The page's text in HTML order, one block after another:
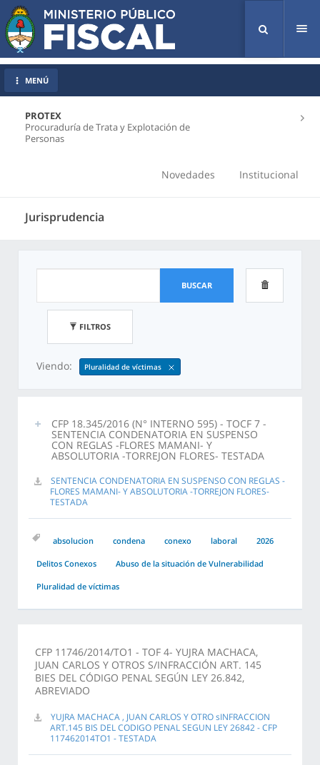
PROTEX
Procuraduría de Trata y Explotación de
Personas
Novedades Institucional
Jurisprudencia
MENÚ
BUSCAR
FILTROS
Viendo: Pluralidad de víctimas
CFP 18.345/2016 (N° INTERNO 595) - TOCF 7 -
SENTENCIA CONDENATORIA EN SUSPENSO
CON REGLAS -FLORES MAMANI- Y
ABSOLUTORIA -TORREJON FLORES- TESTADA
SENTENCIA CONDENATORIA EN SUSPENSO CON REGLAS -
FLORES MAMANI- Y ABSOLUTORIA -TORREJON FLORES-
TESTADA
absolucion condena conexo laboral 2026
Delitos Conexos Abuso de la situación de Vulnerabilidad
Pluralidad de víctimas
CFP 11746/2014/TO1 - TOF 4- YUJRA MACHACA,
JUAN CARLOS Y OTROS S/INFRACCIÓN ART. 145
BIES DEL CÓDIGO PENAL SEGÚN LEY 26.842,
ABREVIADO
YUJRA MACHACA , JUAN CARLOS Y OTRO sINFRACCION
ART.145 BIS DEL CODIGO PENAL SEGUN LEY 26842 - CFP
117462014TO1 - TESTADA